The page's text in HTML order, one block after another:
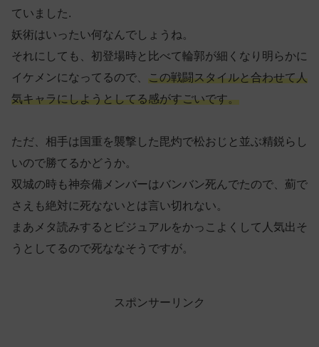
ていました.
妖術はいったい何なんでしょうね。
それにしても、初登場時と比べて輪郭が細くなり明らかに
イケメンになってるので、 この戦闘スタイルと合わせて人
気キャラにしようとしてる感がすごいです。
ただ、相手は国重を襲撃した毘灼で松おじと並ぶ精鋭らし
いので勝てるかどうか。
双城の時も神奈備メンバーはバンバン死んでたので、薊で
さえも絶対に死なないとは言い切れない。
まあメタ読みするとビジュアルをかっこよくして人気出そ
うとしてるので死ななそうですが。
スポンサーリンク